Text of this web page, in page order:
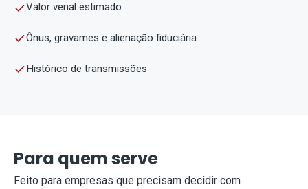
Valor venal estimado
Ônus, gravames e alienação fiduciária
Histórico de transmissões
Para quem serve
Feito para empresas que precisam decidir com